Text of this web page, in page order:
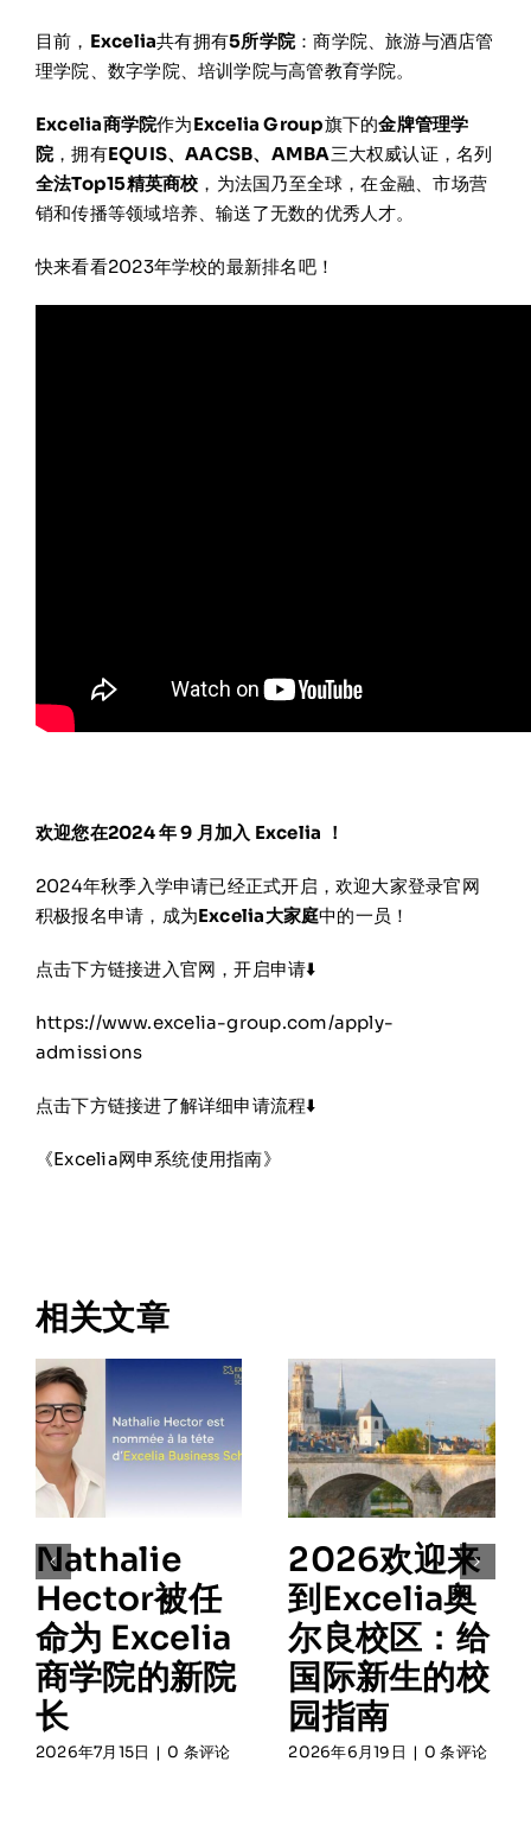
目前， Excelia共有拥有5所学院：商学院、旅游与酒店管
理学院、数字学院、培训学院与高管教育学院。
Excelia商学院作为Excelia Group旗下的金牌管理学
院，拥有EQUIS、AACSB、AMBA三大权威认证，名列
全法Top15精英商校 ，为法国乃至全球，在金融、市场营
销和传播等领域培养、输送了无数的优秀人才。
快来看看2023年学校的最新排名吧！
欢迎您在2024 年 9 月加入 Excelia ！
2024年秋季入学申请已经正式开启，欢迎大家登录官网
积极报名申请，成为Excelia大家庭中的一员！
点击下方链接进入官网，开启申请⬇️
https://www.excelia-group.com/apply-
admissions
点击下方链接进了解详细申请流程⬇️
《Excelia网申系统使用指南》
相关文章
Nathalie
Hector被任
命为 Excelia
商学院的新院
长
2026年7月15日 | 0 条评论
2026欢迎来
到Excelia奥
尔良校区：给
国际新生的校
园指南
2026年6月19日 | 0 条评论